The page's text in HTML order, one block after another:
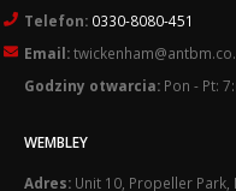
Telefon: 0330-8080-451
Email:
Godziny otwarcia: Pon - Pt:
WEMBLEY
Adres: Unit 10, Propeller Park,